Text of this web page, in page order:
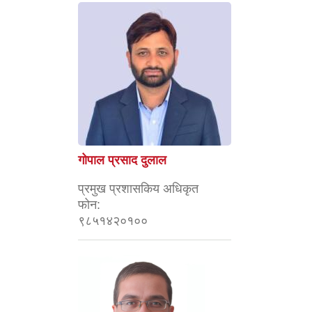
गोपाल प्रसाद दुलाल
प्रमुख प्रशासकिय अधिकृत
फोन:
९८५१४२०१००